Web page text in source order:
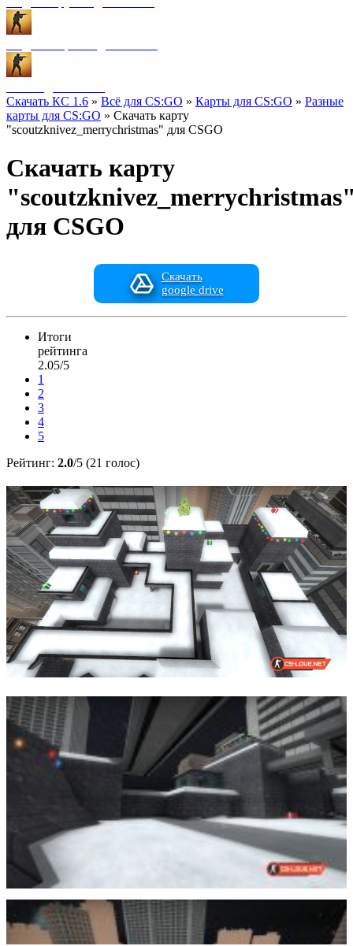
Скачать КС 1.6 » Всё для CS:GO » Карты для CS:GO » Разные
карты для CS:GO » Скачать карту
"scoutzknivez_merrychristmas" для CSGO
Скачать карту
для CSGO
Скачать
google drive
Итоги
рейтинга
2.05/5
1
2
3
4
5
Рейтинг: 2.0/5 (21 голос)